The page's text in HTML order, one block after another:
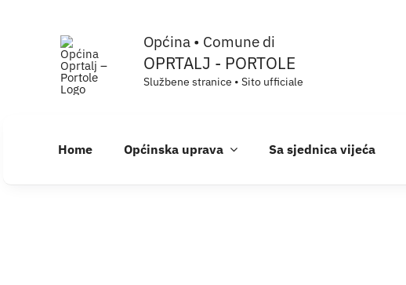
Općina • Comune di
OPRTALJ - PORTOLE
Službene stranice • Sito ufficiale
Home Općinska uprava Sa sjednica vijeća